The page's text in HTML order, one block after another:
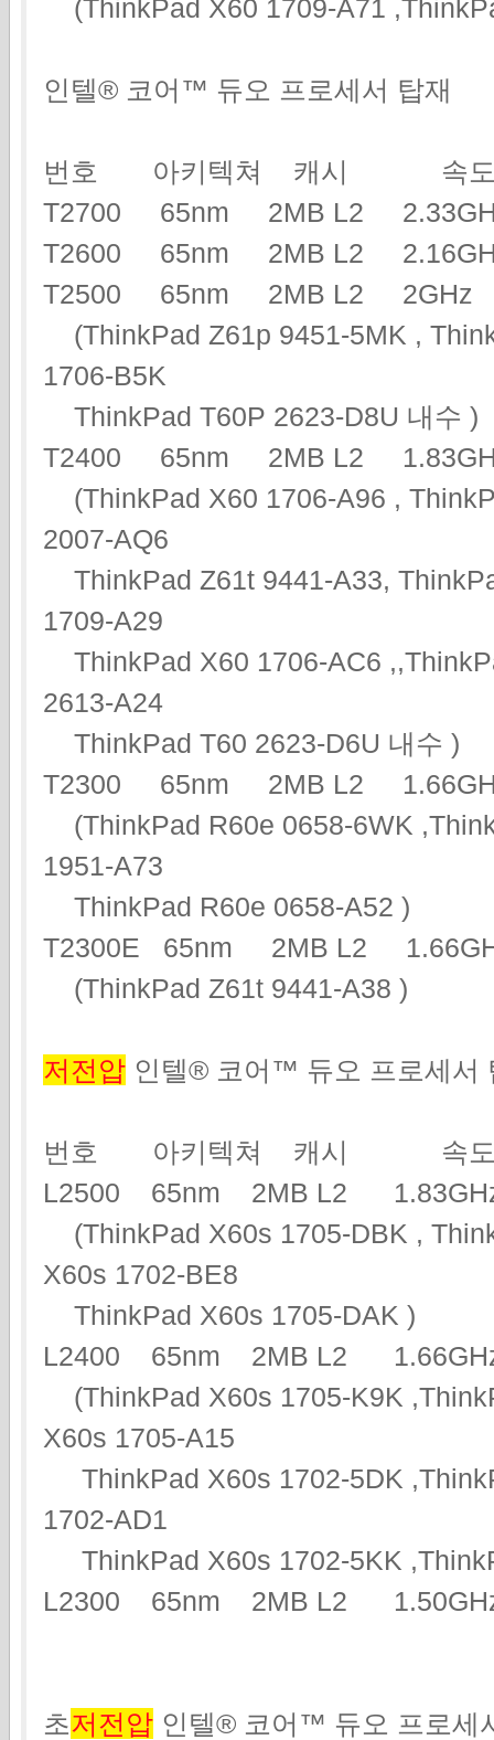
(ThinkPad X60 1709-A71
인텔® 코어™ 듀오 프로세서 탑재
번호 아키텍쳐 캐시 속도
T2700 65nm 2MB L2
T2600 65nm 2MB L2
T2500 65nm 2MB L2
(ThinkPad Z61p 9451-5MK ,
1706-B5K
ThinkPad T60P 2623-D8U 내수 )
T2400 65nm 2MB L2
(ThinkPad X60 1706-A96 ,
2007-AQ6
ThinkPad Z61t 9441-A33,
1709-A29
ThinkPad X60 1706-AC6
2613-A24
ThinkPad T60 2623-D6U 내수 )
T2300 65nm 2MB L2
(ThinkPad R60e 0658-6WK
1951-A73
ThinkPad R60e 0658-A52 )
T2300E 65nm 2MB L2
(ThinkPad Z61t 9441-A38 )
저전압 인텔® 코어™ 듀오 프로세서
번호 아키텍쳐 캐시 속도
L2500 65nm 2MB L2
(ThinkPad X60s 1705-DBK ,
X60s 1702-BE8
ThinkPad X60s 1705-DAK )
L2400 65nm 2MB L2
(ThinkPad X60s 1705-K9K
X60s 1705-A15
ThinkPad X60s 1702-5DK
1702-AD1
ThinkPad X60s 1702-5KK
L2300 65nm 2MB L2
초저전압 인텔® 코어™ 듀오 프로세